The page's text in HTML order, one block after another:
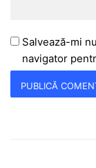
Salvează-mi
navigator